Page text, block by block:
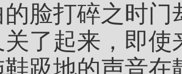
的脸打碎之时门
关了起来，即
鞋趿地的声音在